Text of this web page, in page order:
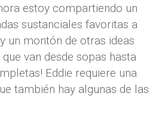
estoy compartiendo un
sustanciales favoritas a
un montón de otras ideas
van desde sopas hasta
Eddie requiere una
también hay algunas de las